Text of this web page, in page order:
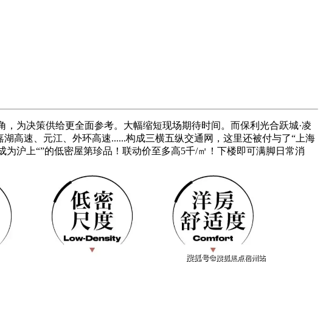
为决策供给更全面参考。大幅缩短现场期待时间。而保利光合跃城·凌
高速、元江、外环高速......构成三横五纵交通网，这里还被付与了“上海
沪上“”的低密屋第珍品！联动价至多高5千/㎡！下楼即可满脚日常消